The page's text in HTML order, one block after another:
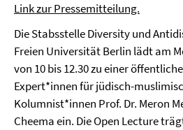
Link zur Pressemitteilung.
Die Stabsstelle Diversity und
Freien Universität Berlin lädt am
von 10 bis 12.30 zu einer
Expert*innen für jüdisch-
Kolumnist*innen Prof. Dr. Meron
Cheema ein. Die Open Lecture